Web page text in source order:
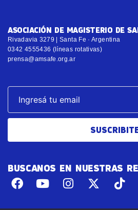
ASOCIACIÓN DE MAGISTERIO DE
Rivadavia 3279 | Santa Fe · Argentina
0342 4555436 (líneas rotativas)
prensa@amsafe.org.ar
BUSCANOS EN NUESTRAS